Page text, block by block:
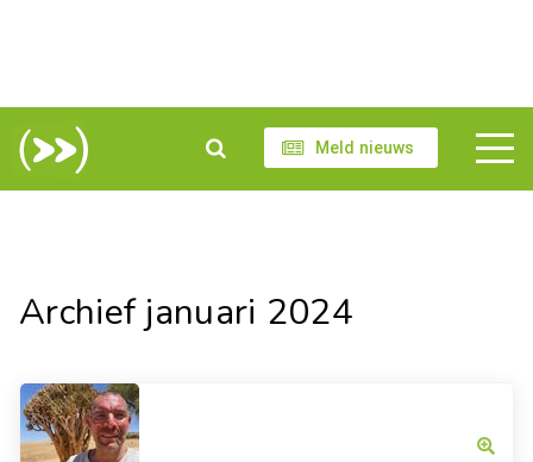
Meld nieuws
Archief januari 2024